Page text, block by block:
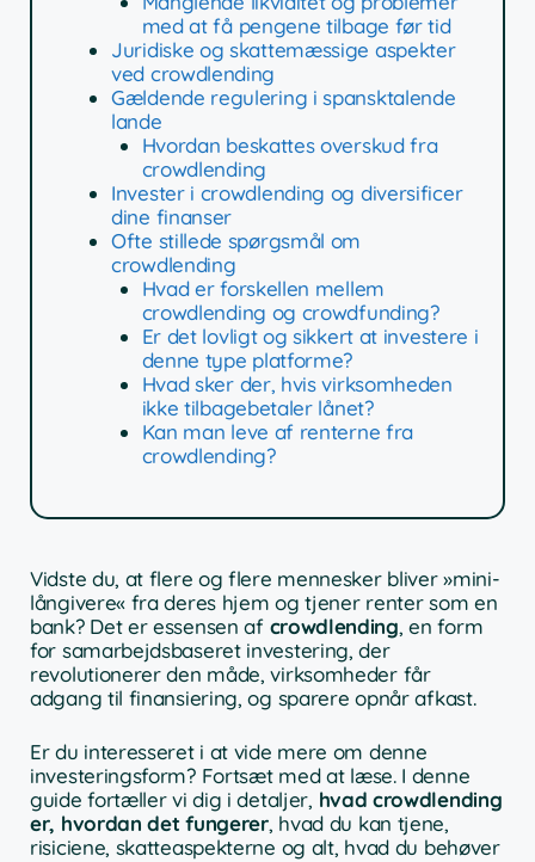
med at få pengene tilbage før tid
Juridiske og skattemæssige aspekter
ved crowdlending
Gældende regulering i spansktalende
lande
Hvordan beskattes overskud fra
crowdlending
Invester i crowdlending og diversificer
dine finanser
Ofte stillede spørgsmål om
crowdlending
Hvad er forskellen mellem
crowdlending og crowdfunding?
Er det lovligt og sikkert at investere i
denne type platforme?
Hvad sker der, hvis virksomheden
ikke tilbagebetaler lånet?
Kan man leve af renterne fra
crowdlending?
Vidste du, at flere og flere mennesker bliver »mini-
långivere« fra deres hjem og tjener renter som en
bank? Det er essensen af crowdlending, en form
for samarbejdsbaseret investering, der
revolutionerer den måde, virksomheder får
adgang til finansiering, og sparere opnår afkast.
Er du interesseret i at vide mere om denne
investeringsform? Fortsæt med at læse. I denne
guide fortæller vi dig i detaljer, hvad crowdlending
er, hvordan det fungerer, hvad du kan tjene,
risiciene, skatteaspekterne og alt, hvad du behøver